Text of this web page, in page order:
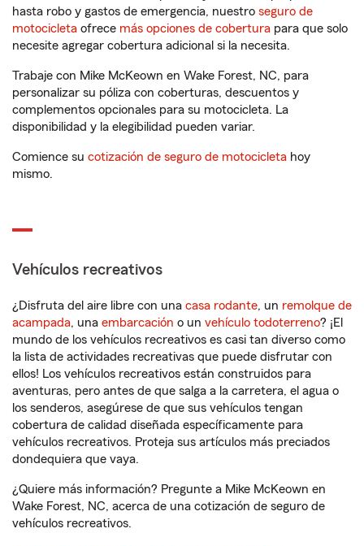
hasta robo y gastos de emergencia, nuestro seguro de
motocicleta ofrece más opciones de cobertura para que solo
necesite agregar cobertura adicional si la necesita.
Trabaje con Mike McKeown en Wake Forest, NC, para
personalizar su póliza con coberturas, descuentos y
complementos opcionales para su motocicleta. La
disponibilidad y la elegibilidad pueden variar.
Comience su cotización de seguro de motocicleta hoy
mismo.
Vehículos recreativos
¿Disfruta del aire libre con una casa rodante, un remolque de
acampada, una embarcación o un vehículo todoterreno? ¡El
mundo de los vehículos recreativos es casi tan diverso como
la lista de actividades recreativas que puede disfrutar con
ellos! Los vehículos recreativos están construidos para
aventuras, pero antes de que salga a la carretera, el agua o
los senderos, asegúrese de que sus vehículos tengan
cobertura de calidad diseñada específicamente para
vehículos recreativos. Proteja sus artículos más preciados
dondequiera que vaya.
¿Quiere más información? Pregunte a Mike McKeown en
Wake Forest, NC, acerca de una cotización de seguro de
vehículos recreativos.